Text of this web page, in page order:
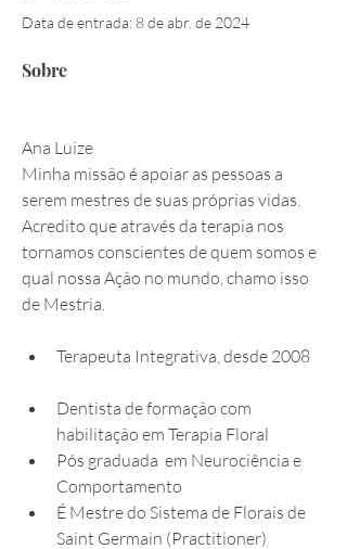
Data de entrada: 8 de abr. de 2024
Sobre
Ana Luize
Minha missão é apoiar as pessoas a
serem mestres de suas próprias vidas.
Acredito que através da terapia nos
tornamos conscientes de quem somos e
qual nossa Ação no mundo, chamo isso
de Mestria.
Terapeuta Integrativa, desde 2008
Dentista de formação com
habilitação em Terapia Floral
Pós graduada  em Neurociência e
Comportamento
É Mestre do Sistema de Florais de
Saint Germain (Practitioner)